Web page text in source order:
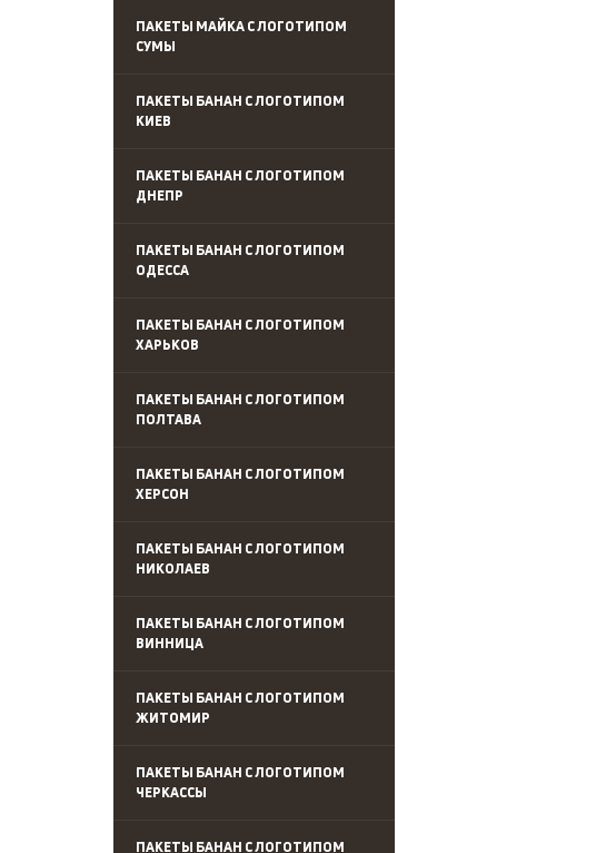
ПАКЕТЫ МАЙКА С ЛОГОТИПОМ
СУМЫ
ПАКЕТЫ БАНАН С ЛОГОТИПОМ
КИЕВ
ПАКЕТЫ БАНАН С ЛОГОТИПОМ
ДНЕПР
ПАКЕТЫ БАНАН С ЛОГОТИПОМ
ОДЕССА
ПАКЕТЫ БАНАН С ЛОГОТИПОМ
ХАРЬКОВ
ПАКЕТЫ БАНАН С ЛОГОТИПОМ
ПОЛТАВА
ПАКЕТЫ БАНАН С ЛОГОТИПОМ
ХЕРСОН
ПАКЕТЫ БАНАН С ЛОГОТИПОМ
НИКОЛАЕВ
ПАКЕТЫ БАНАН С ЛОГОТИПОМ
ВИННИЦА
ПАКЕТЫ БАНАН С ЛОГОТИПОМ
ЖИТОМИР
ПАКЕТЫ БАНАН С ЛОГОТИПОМ
ЧЕРКАССЫ
ПАКЕТЫ БАНАН С ЛОГОТИПОМ